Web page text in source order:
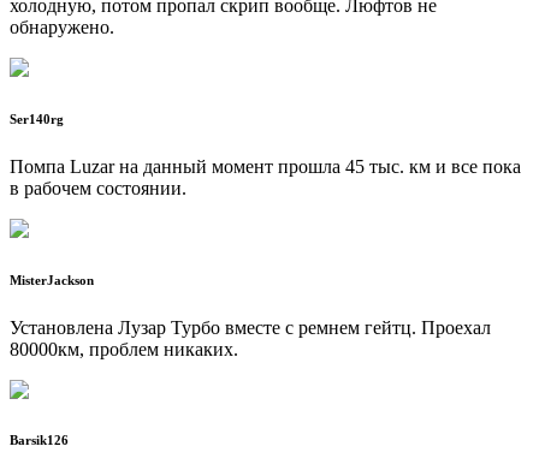
холодную, потом пропал скрип вообще. Люфтов не
обнаружено.
Ser140rg
Помпа Luzar на данный момент прошла 45 тыс. км и все пока
в рабочем состоянии.
MisterJackson
Установлена Лузар Турбо вместе с ремнем гейтц. Проехал
80000км, проблем никаких.
Barsik126